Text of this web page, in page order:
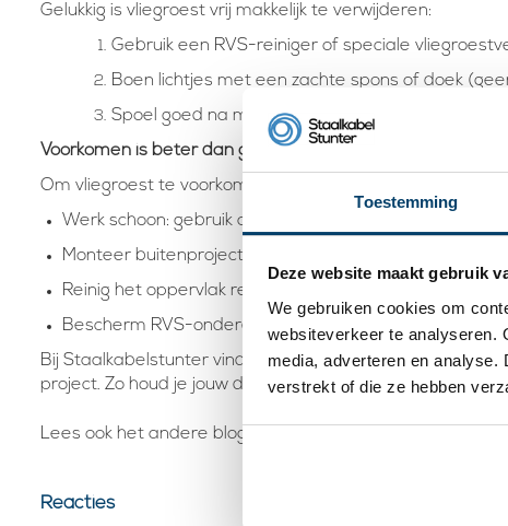
Toestemming
Deze website maakt gebruik
We gebruiken cookies om
websiteverkeer te analyseren.
media, adverteren en analyse.
verstrekt of die ze hebben
Gelukkig is vliegroest vrij makkelijk te verwijderen:
Gebruik een RVS-reiniger of speciale
Boen lichtjes met een zachte spons of doek
Spoel goed na met water en droog het oppervlak.
Voorkomen is beter dan genezen
Om vliegroest te voorkomen:
Werk schoon: gebruik alleen RVS-gereedschap bij
Monteer buitenprojecten zo snel mogelijk na levering.
Reinig het oppervlak regelmatig met water.
Bescherm RVS-onderdelen met een dun laagje olie of
Bij Staalkabelstunter vind je niet alleen kwalitatieve
project. Zo houd je jouw draad, kabel en schroeven écht
Lees ook het andere blogbericht over
Reacties